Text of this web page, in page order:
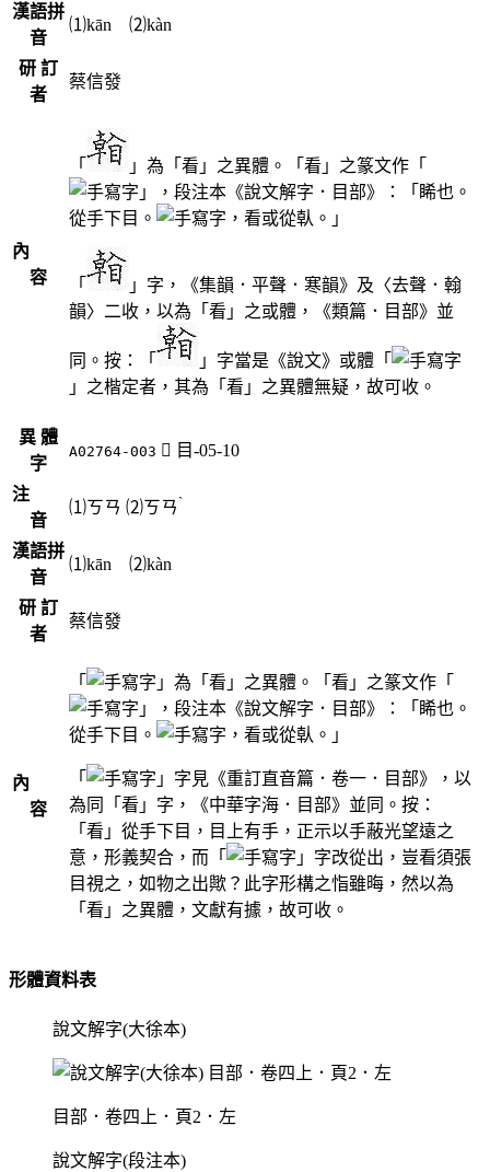
漢語拼
音
⑴kān ⑵kàn
研 訂
者
蔡信發
內
容
「
」為「看」之異體。「看」之篆文作「
」，段注本《說文解字．目部》：「睎也。
從手下目。
，看或從倝。」
「
」字，《集韻．平聲．寒韻》及〈去聲．翰
韻〉二收，以為「看」之或體，《類篇．目部》並
同。按：「
」字當是《說文》或體「
」之楷定者，其為「看」之異體無疑，故可收。
異 體
字
A02764-003 󳺬 目-05-10
注
音
⑴ㄎㄢ ⑵ㄎㄢ ˋ
漢語拼
音
⑴kān ⑵kàn
研 訂
者
蔡信發
內
容
「
」為「看」之異體。「看」之篆文作「
」，段注本《說文解字．目部》：「睎也。
從手下目。
，看或從倝。」
「
」字見《重訂直音篇．卷一．目部》，以
為同「看」字，《中華字海．目部》並同。按：
「看」從手下目，目上有手，正示以手蔽光望遠之
意，形義契合，而「
」字改從出，豈看須張
目視之，如物之出歟？此字形構之恉雖晦，然以為
「看」之異體，文獻有據，故可收。
形體資料表
說文解字(大徐本)
目部．卷四上．頁2．左
說文解字(段注本)